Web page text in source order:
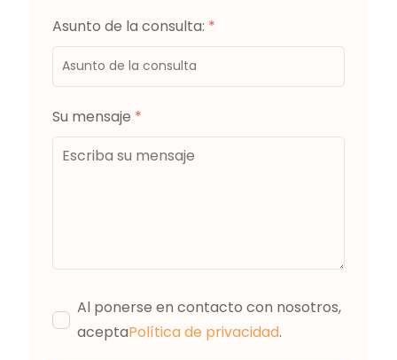
Asunto de la consulta: *
Su mensaje *
Al ponerse en contacto con nosotros,
aceptaPolítica de privacidad.